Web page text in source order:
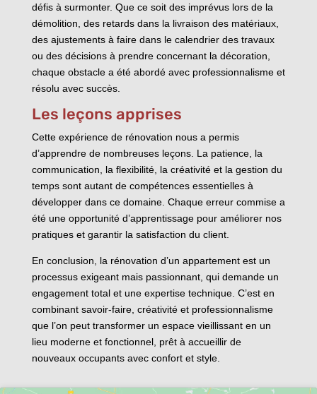
défis à surmonter. Que ce soit des imprévus lors de la
démolition, des retards dans la livraison des matériaux,
des ajustements à faire dans le calendrier des travaux
ou des décisions à prendre concernant la décoration,
chaque obstacle a été abordé avec professionnalisme et
résolu avec succès.
Les leçons apprises
Cette expérience de rénovation nous a permis
d’apprendre de nombreuses leçons. La patience, la
communication, la flexibilité, la créativité et la gestion du
temps sont autant de compétences essentielles à
développer dans ce domaine. Chaque erreur commise a
été une opportunité d’apprentissage pour améliorer nos
pratiques et garantir la satisfaction du client.
En conclusion, la rénovation d’un appartement est un
processus exigeant mais passionnant, qui demande un
engagement total et une expertise technique. C’est en
combinant savoir-faire, créativité et professionnalisme
que l’on peut transformer un espace vieillissant en un
lieu moderne et fonctionnel, prêt à accueillir de
nouveaux occupants avec confort et style.